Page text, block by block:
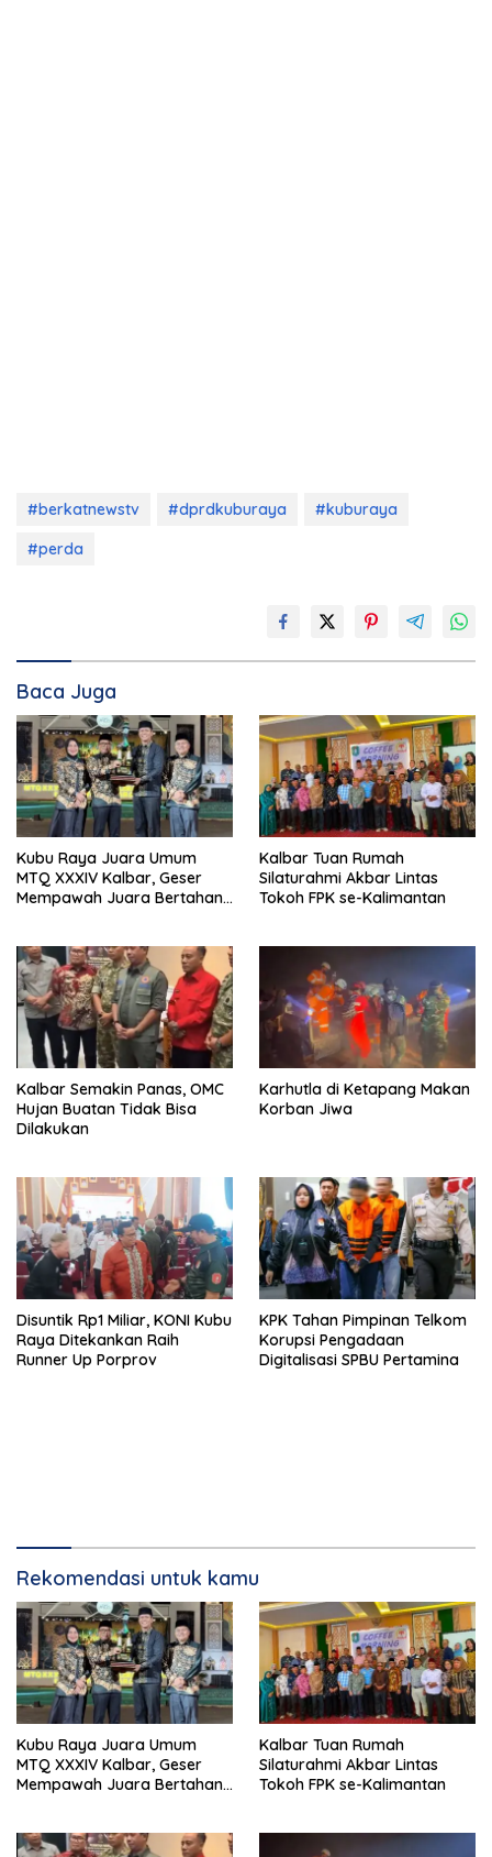
#berkatnewstv #dprdkuburaya
#kuburaya
#perda
Baca Juga
Kubu Raya Juara Umum
MTQ XXXIV Kalbar, Geser
Mempawah Juara Bertahan
Kalbar Tuan Rumah
Silaturahmi Akbar Lintas
Tokoh FPK se-Kalimantan
Kalbar Semakin Panas, OMC
Hujan Buatan Tidak Bisa
Dilakukan
Karhutla di Ketapang Makan
Korban Jiwa
Disuntik Rp1 Miliar, KONI Kubu
Raya Ditekankan Raih
Runner Up Porprov
KPK Tahan Pimpinan Telkom
Korupsi Pengadaan
Digitalisasi SPBU Pertamina
Rekomendasi untuk kamu
Kubu Raya Juara Umum
MTQ XXXIV Kalbar, Geser
Mempawah Juara Bertahan
Kalbar Tuan Rumah
Silaturahmi Akbar Lintas
Tokoh FPK se-Kalimantan